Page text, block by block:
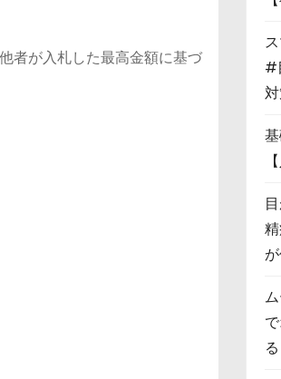
者が入札した最高金額に基づ
#
る